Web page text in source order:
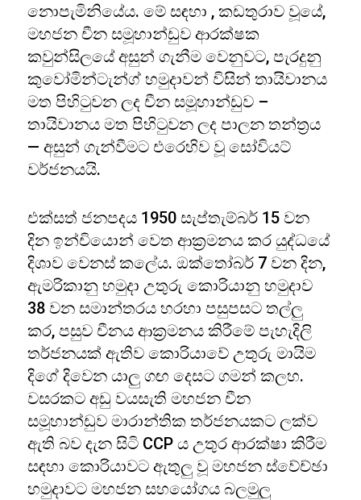
නොපැමිනියේය. මේ සඳහා , කඩතුරාව වූයේ,
මහජන චීන සමූහාන්ඩුව ආරක්ෂක
කවුන්සිලයේ අසුන් ගැනීම වෙනුවට, පැරදුනු
කුවෝමින්ටැන්ග් හමුදාවන් විසින් තායිවානය
මත පිහිටුවන ලද චීන සමූහාන්ඩුව –
තායිවානය මත පිහිටුවන ලද පාලන තන්ත්‍රය
— අසුන් ගැන්වීමට එරෙහිව වූ සෝවියට්
වර්ජනයයි.
එක්සත් ජනපදය 1950 සැප්තැම්බර් 15 වන
දින ඉන්චියොන් වෙත ආක්‍රමනය කර යුද්ධයේ
දිශාව වෙනස් කලේය. ඔක්තෝබර් 7 වන දින,
ඇමරිකානු හමුදා උතුරු කොරියානු හමුදාව
38 වන සමාන්තරය හරහා පසුපසට තල්ලු
කර, පසුව චීනය ආක්‍රමනය කිරීමේ පැහැදිලි
තර්ජනයක් ඇතිව කොරියාවේ උතුරු මායිම
දිගේ දිවෙන යාලු ගඟ දෙසට ගමන් කලහ.
වසරකට අඩු වයසැති මහජන චීන
සමූහාන්ඩුව මාරාන්තික තර්ජනයකට ලක්ව
ඇති බව දැන සිටි CCP ය උතුර ආරක්ෂා කිරීම
සඳහා කොරියාවට ඇතුලු වූ මහජන ස්වේච්ඡා
හමුදාවට මහජන සහයෝගය බලමුලු